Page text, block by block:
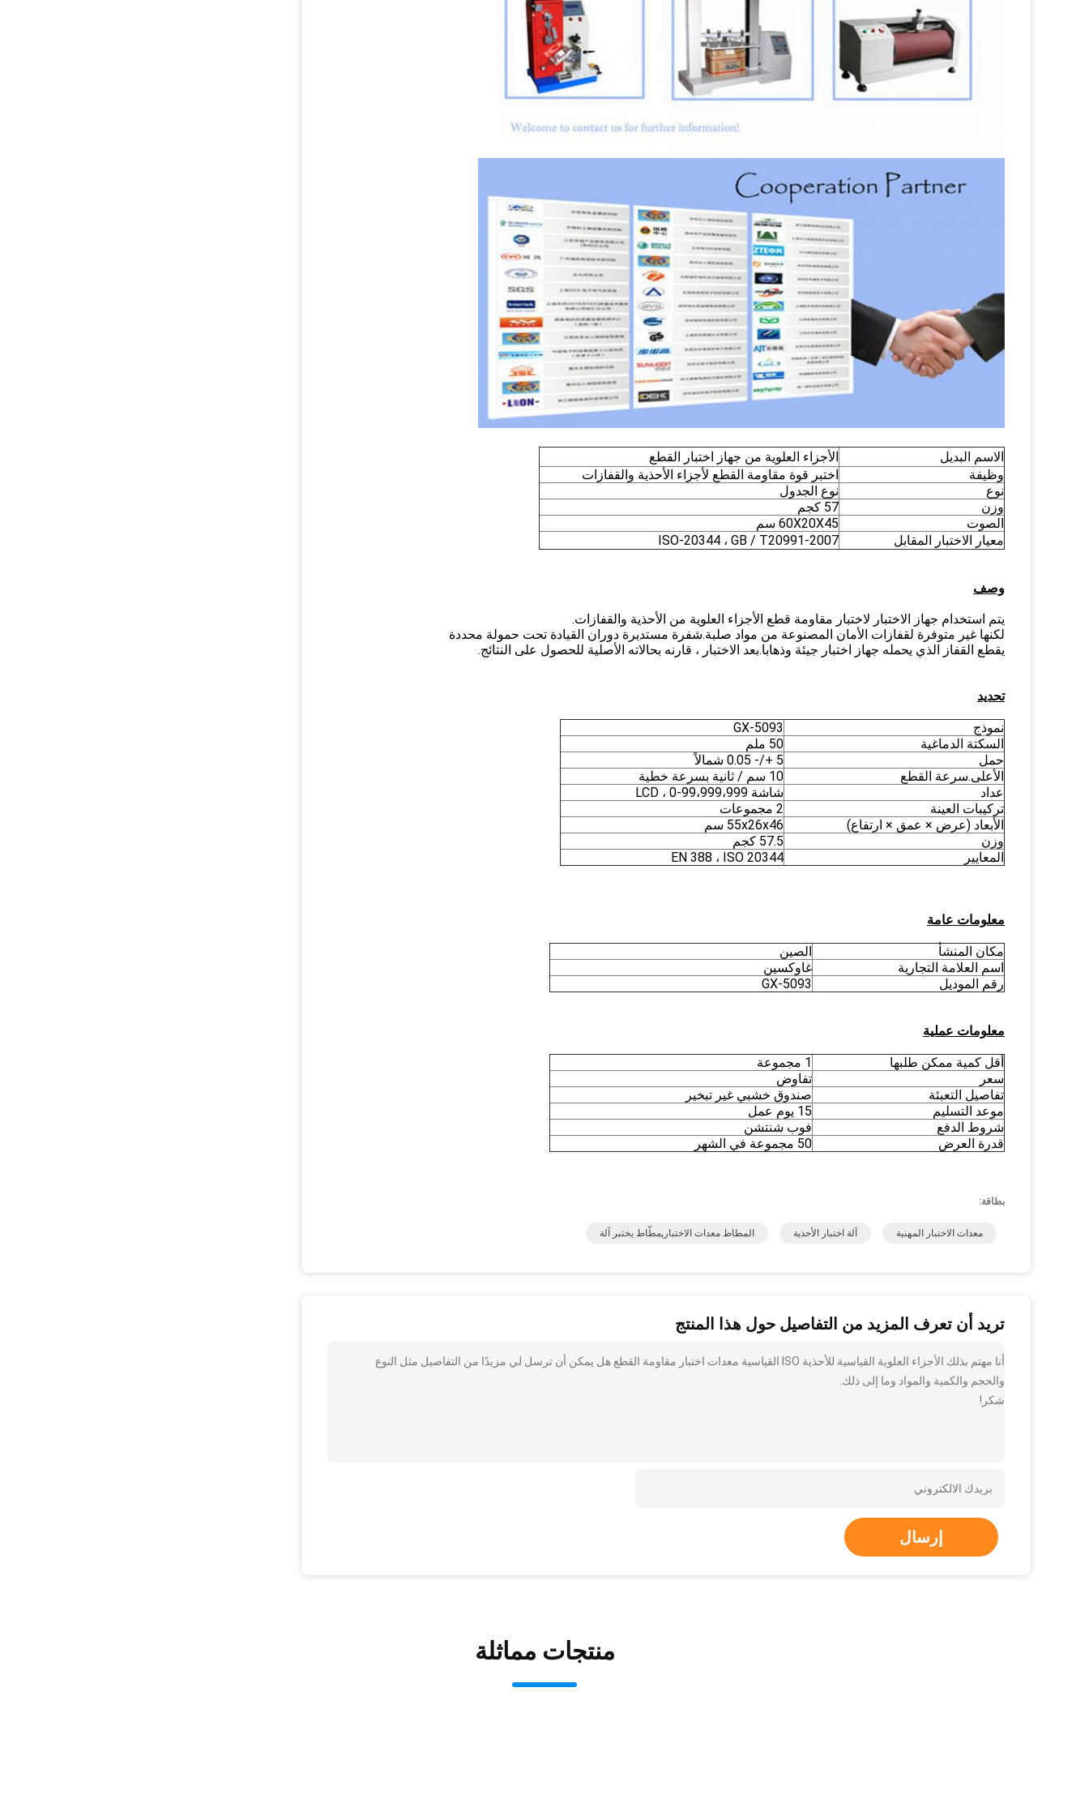
الاسم البديل
الأجزاء العلوية من جهاز اختبار القطع
وظيفة
اختبر قوة مقاومة القطع لأجزاء الأحذية والقفازات
نوع
نوع الجدول
وزن
57 كجم
الصوت
60X20X45 سم
معيار الاختبار المقابل
ISO-20344 ، GB / T20991-2007
وصف
يتم استخدام جهاز الاختبار لاختبار مقاومة قطع الأجزاء العلوية من الأحذية والقفازات.
لكنها غير متوفرة لقفازات الأمان المصنوعة من مواد صلبة.شفرة مستديرة دوران القيادة تحت حمولة محددة
يقطع القفاز الذي يحمله جهاز اختبار جيئة وذهابا.بعد الاختبار ، قارنه بحالاته الأصلية للحصول على النتائج.
تحديد
نموذج
GX-5093
السكتة الدماغية
50 ملم
حمل
5 +/- 0.05 شمالاً
الأعلى.سرعة القطع
10 سم / ثانية بسرعة خطية
عداد
شاشة LCD ، 0-99،999،999
تركيبات العينة
2 مجموعات
الأبعاد (عرض × عمق × ارتفاع)
55x26x46 سم
وزن
57.5 كجم
المعايير
EN 388 ، ISO 20344
معلومات عامة
مكان المنشأ
الصين
اسم العلامة التجارية
غاوكسين
رقم الموديل
GX-5093
معلومات عملية
أقل كمية ممكن طلبها
1 مجموعة
سعر
تفاوض
تفاصيل التعبئة
صندوق خشبي غير تبخير
موعد التسليم
15 يوم عمل
شروط الدفع
فوب شنتشن
قدرة العرض
50 مجموعة في الشهر
بطاقة:
معدات الاختبار المهنية آلة اختبار الأحذية المطاط معدات الاختبار,مطّاط يختبر آلة
تريد أن تعرف المزيد من التفاصيل حول هذا المنتج
أنا مهتم بذلك الأجزاء العلوية القياسية للأحذية ISO القياسية معدات اختبار مقاومة القطع هل يمكن أن ترسل لي مزيدًا من التفاصيل مثل النوع
والحجم والكمية والمواد وما إلى ذلك.
شكر!
إرسال
منتجات مماثلة